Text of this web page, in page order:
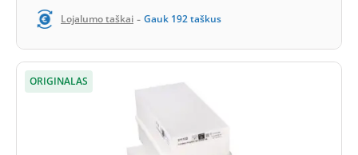
Lojalumo taškai - Gauk 192taškus
ORIGINALAS